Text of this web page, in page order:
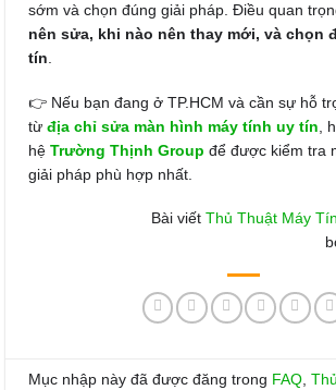
sớm và chọn đúng giải pháp. Điều quan
nên sửa, khi nào nên thay mới, và chọn
tín.
👉 Nếu bạn đang ở TP.HCM và cần sự hỗ
từ địa chỉ sửa màn hình máy tính uy tín ,
hệ Trường Thịnh Group để được kiểm tra
giải pháp phù hợp nhất.
Bài viết Thủ Thuật Máy
Mục nhập này đã được đăng trong FAQ,